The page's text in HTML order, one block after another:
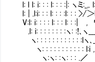
l: l l: i: : : l: : : :|: ヽミ
l: | .l:i: : : l: : : :l: :
V:l: i: : : : l: : : l: : :|
.l: i: : : : : : : :ヽ:
ヽ: : : : : : : : : : : :lヽ
ヽ: : : : : : : : : : : l:i , -
ヽ:ヽ: :ヽ: : : .／ ヾ-